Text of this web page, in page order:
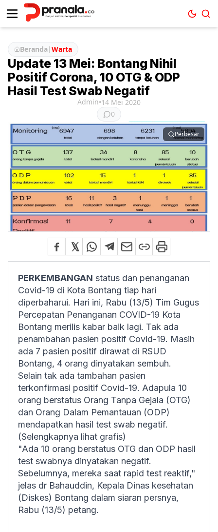
Beranda|Warta
Update 13 Mei: Bontang Nihil
Positif Corona, 10 OTG & ODP
Hasil Test Swab Negatif
Admin•14 Mei 2020
0
Perbesar
PERKEMBANGAN status dan penanganan
Covid-19 di Kota Bontang tiap hari
diperbaharui. Hari ini, Rabu (13/5) Tim Gugus
Percepatan Penanganan COVID-19 Kota
Bontang merilis kabar baik lagi. Tak ada
penambahan pasien positif Covid-19. Masih
ada 7 pasien positif dirawat di RSUD
Bontang, 4 orang dinyatakan sembuh.
Selain tak ada tambahan pasien
terkonfirmasi positif Covid-19. Adapula 10
orang berstatus Orang Tanpa Gejala (OTG)
dan Orang Dalam Pemantauan (ODP)
mendapatkan hasil test swab negatif.
(Selengkapnya lihat grafis)
"Ada 10 orang berstatus OTG dan ODP hasil
test swabnya dinyatakan negatif.
Sebelumnya, mereka saat rapid test reaktif,"
jelas dr Bahauddin, Kepala Dinas kesehatan
(Diskes) Bontang dalam siaran persnya,
Rabu (13/5) petang.